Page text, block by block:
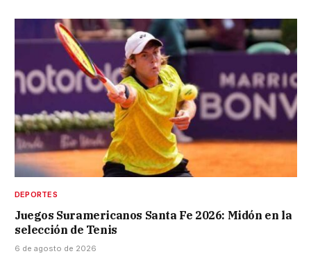
DEPORTES
Juegos Suramericanos Santa Fe 2026: Midón en la
selección de Tenis
6 de agosto de 2026